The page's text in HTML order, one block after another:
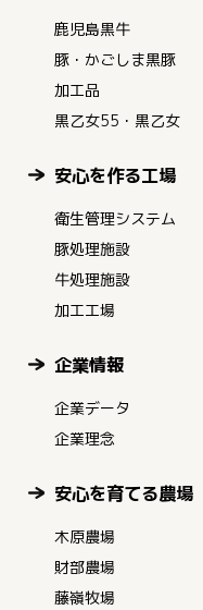
鹿児島黒牛
豚・かごしま黒豚
加工品
黒乙女55・黒乙女
安心を作る工場
衛生管理システム
豚処理施設
牛処理施設
加工工場
企業情報
企業データ
企業理念
安心を育てる農場
木原農場
財部農場
藤嶺牧場